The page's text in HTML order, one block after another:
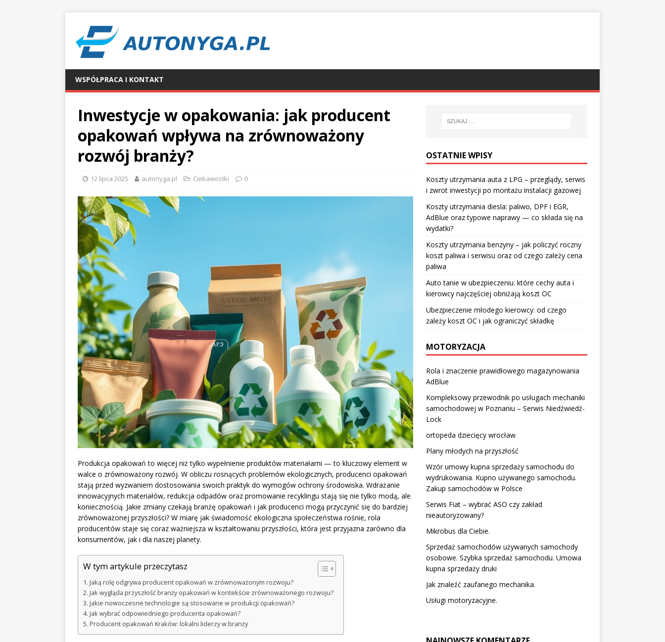
WSPÓŁPRACA I KONTAKT
Inwestycje w opakowania: jak producent
opakowań wpływa na zrównoważony
rozwój branży?
12 lipca 2025 autonyga.pl Ciekawostki 0
Produkcja opakowań to więcej niż tylko wypełnienie produktów materiałami — to kluczowy element w
walce o zrównoważony rozwój. W obliczu rosnących problemów ekologicznych, producenci opakowań
stają przed wyzwaniem dostosowania swoich praktyk do wymogów ochrony środowiska. Wdrażanie
innowacyjnych materiałów, redukcja odpadów oraz promowanie recyklingu stają się nie tylko modą, ale
koniecznością. Jakie zmiany czekają branżę opakowań i jak producenci mogą przyczynić się do bardziej
zrównoważonej przyszłości? W miarę jak świadomość ekologiczna społeczeństwa rośnie, rola
producentów staje się coraz ważniejsza w kształtowaniu przyszłości, która jest przyjazna zarówno dla
konsumentów, jak i dla naszej planety.
W tym artykule przeczytasz
Jaką rolę odgrywa producent opakowań w zrównoważonym rozwoju?
Jak wygląda przyszłość branży opakowań w kontekście zrównoważonego rozwoju?
Jakie nowoczesne technologie są stosowane w produkcji opakowań?
Jak wybrać odpowiedniego producenta opakowań?
Producent opakowań Kraków: lokalni liderzy w branży
OSTATNIE WPISY
Koszty utrzymania auta z LPG – przeglądy, serwis
i zwrot inwestycji po montażu instalacji gazowej
Koszty utrzymania diesla: paliwo, DPF i EGR,
AdBlue oraz typowe naprawy — co składa się na
wydatki?
Koszty utrzymania benzyny – jak policzyć roczny
koszt paliwa i serwisu oraz od czego zależy cena
paliwa
Auto tanie w ubezpieczeniu: które cechy auta i
kierowcy najczęściej obniżają koszt OC
Ubezpieczenie młodego kierowcy: od czego
zależy koszt OC i jak ograniczyć składkę
MOTORYZACJA
Rola i znaczenie prawidłowego magazynowania
AdBlue
Kompleksowy przewodnik po usługach mechaniki
samochodowej w Poznaniu – Serwis Niedźwiedź-
Lock
ortopeda dziecięcy wrocław
Plany młodych na przyszłość
Wzór umowy kupna sprzedaży samochodu do
wydrukowania. Kupno używanego samochodu.
Zakup samochodów w Polsce
Serwis Fiat – wybrać ASO czy zakład
nieautoryzowany?
Mikrobus dla Ciebie.
Sprzedaż samochodów używanych samochody
osobowe. Szybka sprzedaż samochodu. Umowa
kupna sprzedaży druki
Jak znaleźć zaufanego mechanika.
Usługi motoryzacyjne.